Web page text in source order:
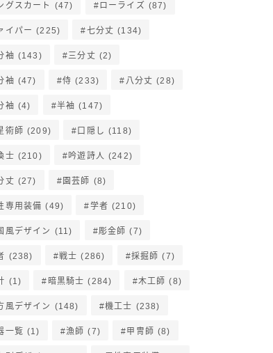
グスカート (47) ローライズ (87)
イパー (225) 七分丈 (134)
袖 (143) 三分丈 (2)
袖 (47) 侍 (233) 八分丈 (28)
袖 (4) 半袖 (147)
術師 (209) 口隠し (118)
士 (210) 吟遊詩人 (242)
丈 (27) 園芸師 (8)
専用装備 (49) 学者 (210)
風デザイン (11) 彫金師 (7)
(238) 戦士 (286) 採掘師 (7)
(1) 暗黒騎士 (284) 木工師 (8)
風デザイン (148) 機工士 (238)
一覧 (1) 漁師 (7) 甲冑師 (8)